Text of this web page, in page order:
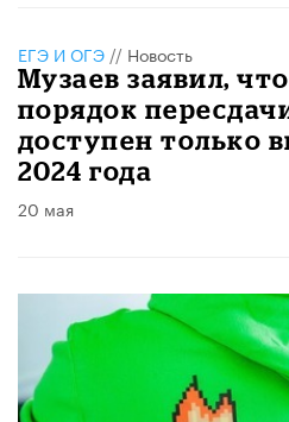
ЕГЭ И ОГЭ // Новость
Музаев заявил,
порядок
доступен только
2024 года
20 мая